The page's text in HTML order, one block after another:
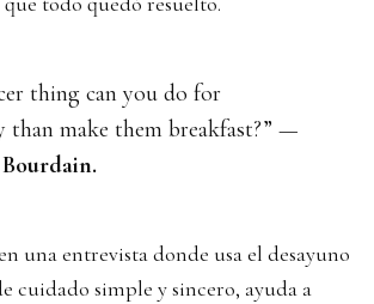
thing can you do for
than make them breakfast?” —
una entrevista donde usa el desayuno
cuidado simple y sincero, ayuda a